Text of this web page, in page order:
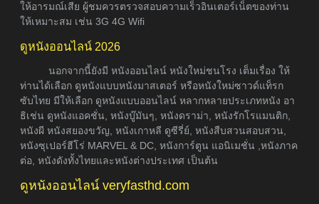
ให้อารมณ์เสีย ผู้ชมควรตรวจสอบความเร็วอินเตอร์เน็ตของท่าน
ให้เหมาะสม เช่น 3G 4G Wifi
ดูหนังออนไลน์ 2026
นอกจากนี้ยังมี หนังออนไลน์ หนังใหม่ชนโรง เต็มเรื่อง ให้
ท่านได้เลือก ดูหนังแบบหนังมาสเตอร์ หรือหนังใหม่ซาวด์แท็รก
ซับไทย มีให้เลือก ดูหนังแบบออนไลน์ หลากหลายประเภทหนัง อา
ธิเช่น ดูหนังแอคชั่น, หนังบู๊มันๆ, หนังดราม่า, หนังรักโรแมนติก,
หนังผี หนังสยองขวัญ, หนังเกาหลี ดูซีรี่ย์, หนังสืบสวนสอบสวน,
หนังซุเปอร์ฮีโร่ MARVEL & DC, หนังการ์ตูน แอนิเมชั่น ,หนังภาค
ต่อ, หนังดังทั้งไทยและหนังต่างประเทศ เป็นต้น
ดูหนังออนไลน์ veryfasthd.com